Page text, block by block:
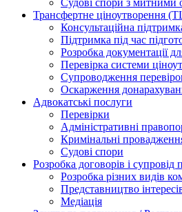
Судові спори з митними
Трансфертне ціноутворення
Консультаційна
Підтримка під час
Розробка документації
Перевірка системи
Супроводження
Оскарження
Адвокатські послуги
Перевірки
Адміністративні
Кримінальні
Судові спори
Розробка договорів і супровід
Розробка різних видів
Представництво
Медіація